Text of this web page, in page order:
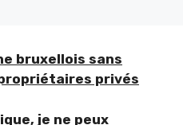
bruxellois sans
privés
je ne peux